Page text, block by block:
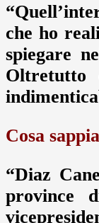
che ho
spiegare
Oltretutto
Cosa
“Diaz
province